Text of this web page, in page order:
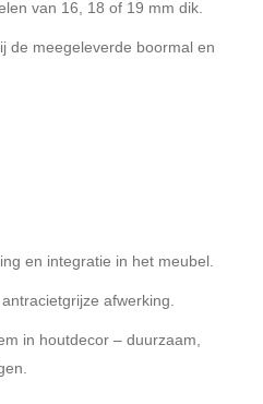
van 16, 18 of 19 mm dik.
de meegeleverde boormal en
en integratie in het meubel.
afwerking.
in houtdecor – duurzaam,